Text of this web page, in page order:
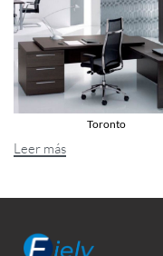
Toronto
Leer más